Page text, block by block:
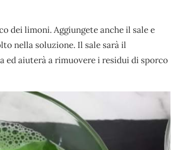
dei limoni. Aggiungete anche il sale e
nella soluzione. Il sale sarà il
aiuterà a rimuovere i residui di sporco